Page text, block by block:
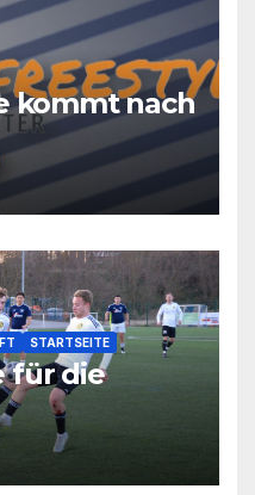
kommt nach
STARTSEITE
für die